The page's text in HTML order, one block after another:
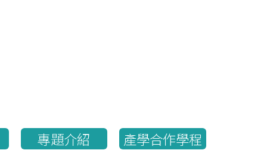
專題介紹 產學合作學程